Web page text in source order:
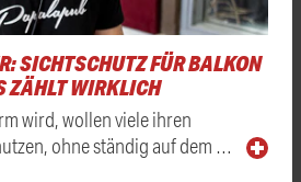
SICHTSCHUTZ FÜR BALKON
ZÄHLT WIRKLICH
wird, wollen viele ihren
ohne ständig auf dem …